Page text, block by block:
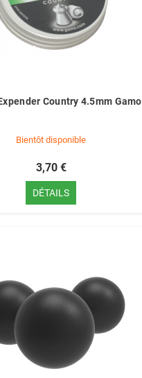
Country 4.5mm Gamo
Bientôt disponible
3,70 €
DÉTAILS